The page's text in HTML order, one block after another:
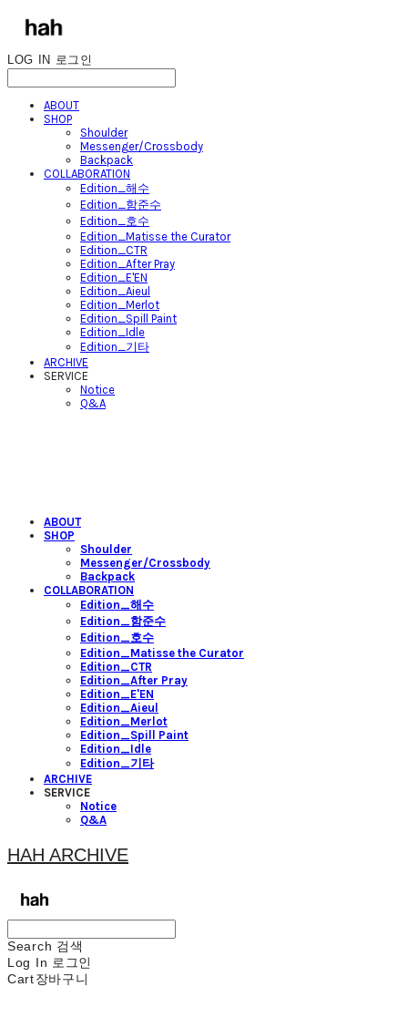
LOG IN 로그인
ABOUT
SHOP
Shoulder
Messenger/Crossbody
Backpack
COLLABORATION
Edition_해수
Edition_함준수
Edition_호수
Edition_Matisse the Curator
Edition_CTR
Edition_After Pray
Edition_E'EN
Edition_Aieul
Edition_Merlot
Edition_Spill Paint
Edition_Idle
Edition_기타
ARCHIVE
SERVICE
Notice
Q&A
ABOUT
SHOP
Shoulder
Messenger/Crossbody
Backpack
COLLABORATION
Edition_해수
Edition_함준수
Edition_호수
Edition_Matisse the Curator
Edition_CTR
Edition_After Pray
Edition_E'EN
Edition_Aieul
Edition_Merlot
Edition_Spill Paint
Edition_Idle
Edition_기타
ARCHIVE
SERVICE
Notice
Q&A
HAH ARCHIVE
Search 검색
Log In 로그인
Cart장바구니